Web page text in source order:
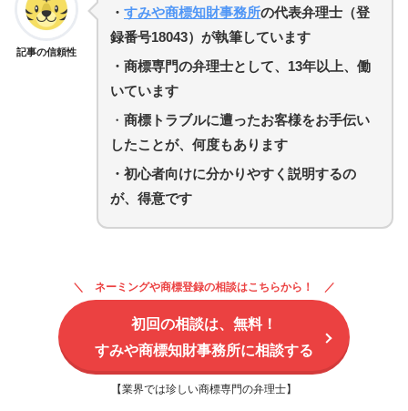
記事の信頼性
・ すみや商標知財事務所の代表弁理士（登
録番号18043）が執筆しています
・商標専門の弁理士として、13年以上、働
いています
・ 商標トラブルに遭ったお客様をお手伝い
したことが、何度もあります
・初心者向けに分かりやすく説明するの
が、得意です
ネーミングや商標登録の相談はこちらから！
初回の相談は、無料！
すみや商標知財事務所に相談する
【業界では珍しい商標専門の弁理士】